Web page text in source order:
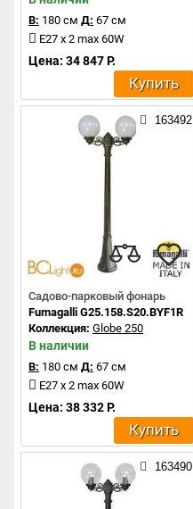
В: 180 см Д: 67 см
E27 x 2 max 60W
Цена: 34 847 Р.
Купить
163492
Садово-парковый фонарь
Fumagalli G25.158.S20.BYF1R
Коллекция: Globe 250
В наличии
В: 180 см Д: 67 см
E27 x 2 max 60W
Цена: 38 332 Р.
Купить
163490